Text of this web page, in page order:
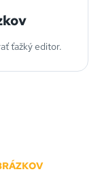
ťažký editor.